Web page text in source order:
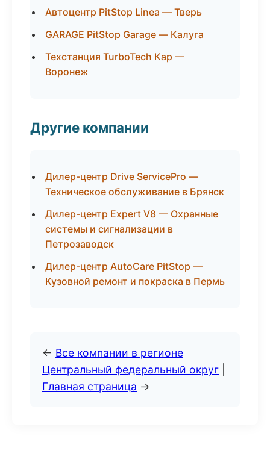
Автоцентр PitStop Linea — Тверь
GARAGE PitStop Garage — Калуга
Техстанция TurboTech Кар —
Воронеж
Другие компании
Дилер-центр Drive ServicePro —
Техническое обслуживание в Брянск
Дилер-центр Expert V8 — Охранные
системы и сигнализации в
Петрозаводск
Дилер-центр AutoCare PitStop —
Кузовной ремонт и покраска в Пермь
← Все компании в регионе
Центральный федеральный округ
Главная страница →